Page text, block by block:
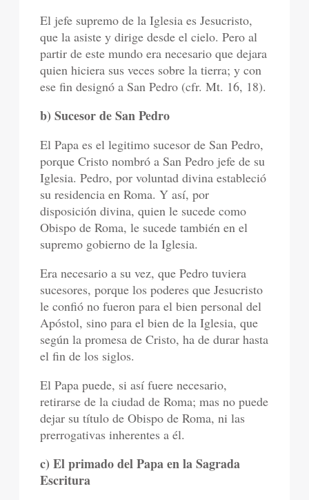
El jefe supremo de la Iglesia es Jesucristo,
que la asiste y dirige desde el cielo. Pero al
partir de este mundo era necesario que dejara
quien hiciera sus veces sobre la tierra; y con
ese fin designó a San Pedro (cfr. Mt. 16, 18).
b) Sucesor de San Pedro
El Papa es el legitimo sucesor de San Pedro,
porque Cristo nombró a San Pedro jefe de su
Iglesia. Pedro, por voluntad divina estableció
su residencia en Roma. Y así, por
disposición divina, quien le sucede como
Obispo de Roma, le sucede también en el
supremo gobierno de la Iglesia.
Era necesario a su vez, que Pedro tuviera
sucesores, porque los poderes que Jesucristo
le confió no fueron para el bien personal del
Apóstol, sino para el bien de la Iglesia, que
según la promesa de Cristo, ha de durar hasta
el fin de los siglos.
El Papa puede, si así fuere necesario,
retirarse de la ciudad de Roma; mas no puede
dejar su título de Obispo de Roma, ni las
prerrogativas inherentes a él.
c) El primado del Papa en la Sagrada
Escritura